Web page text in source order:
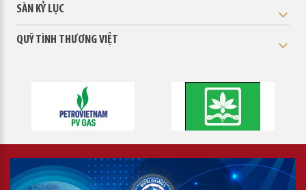
SÀN KỶ LỤC
QUỸ TÌNH THƯƠNG VIỆT